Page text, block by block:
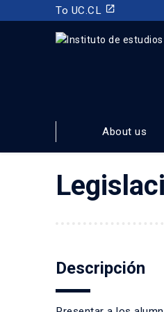
To UC.CL launch
Y
FACULTAD DEAbout us
Descripción